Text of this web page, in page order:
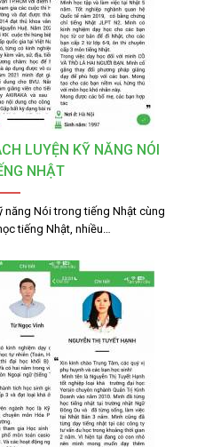
LUYỆN KỸ NĂNG NÓI
NHẬT
năng Nói trong tiếng Nhật cùng
tiếng Nhật, nhiều…